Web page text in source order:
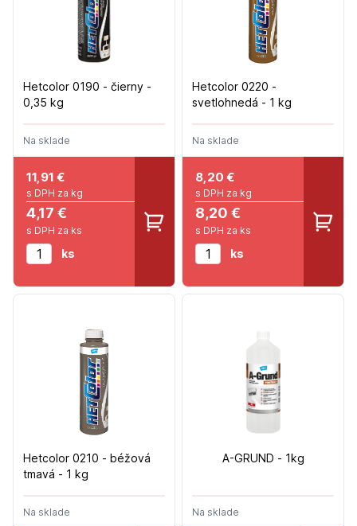
Hetcolor 0190 - čierny -
0,35 kg
Na sklade
11,91 €
s DPH za kg
4,17 €
s DPH za ks
ks
Hetcolor 0220 -
svetlohnedá - 1 kg
Na sklade
8,20 €
s DPH za kg
8,20 €
s DPH za ks
ks
Hetcolor 0210 - béžová
tmavá - 1 kg
Na sklade
A-GRUND - 1kg
Na sklade